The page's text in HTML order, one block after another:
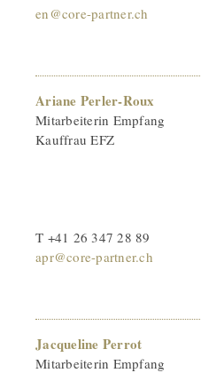
en@core-partner.ch
Ariane Perler-Roux
Mitarbeiterin Empfang
Kauffrau EFZ
T +41 26 347 28 89
apr@core-partner.ch
Jacqueline Perrot
Mitarbeiterin Empfang